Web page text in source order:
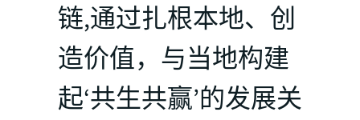
链,通过扎根本地、创
造价值，与当地构建
起‘共生共赢’的发展关